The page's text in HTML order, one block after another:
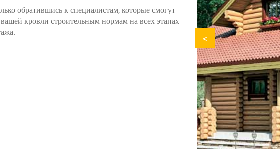
обратившись к специалистам, которые смогут
вашей кровли строительным нормам на всех этапах
<